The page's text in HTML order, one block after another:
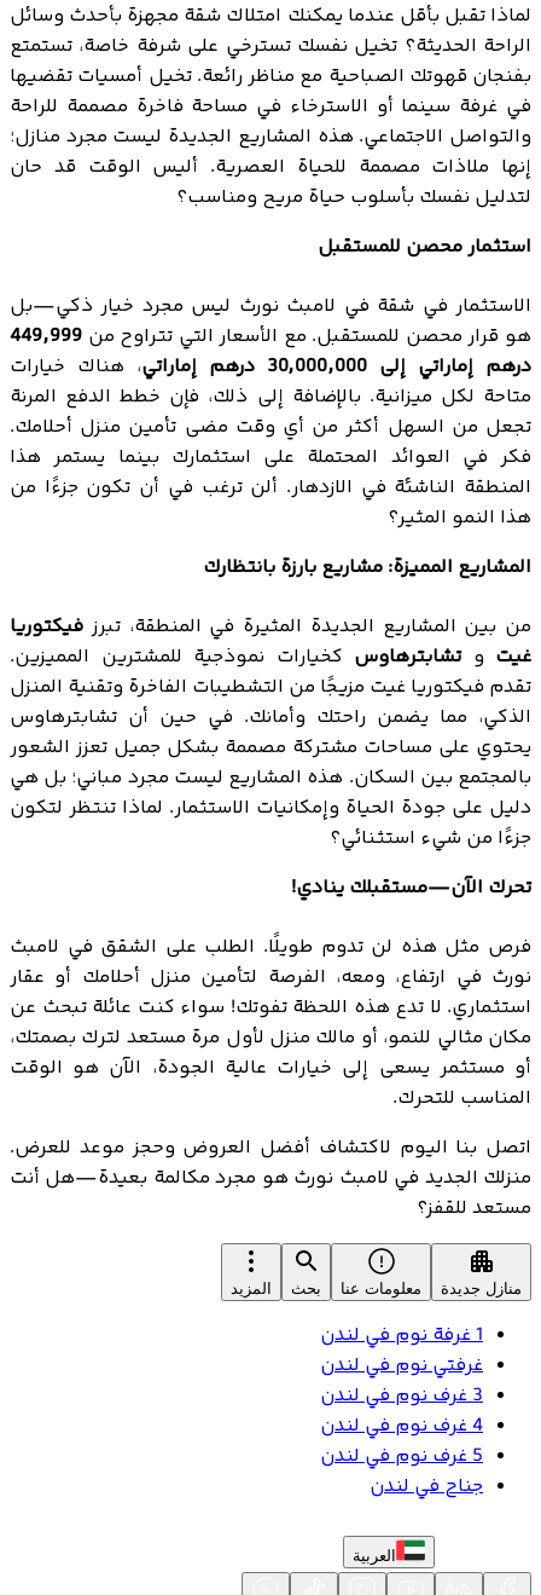
لماذا تقبل بأقل عندما يمكنك امتلاك شقة مجهزة بأحدث وسائل
الراحة الحديثة؟ تخيل نفسك تسترخي على شرفة خاصة، تستمتع
بفنجان قهوتك الصباحية مع مناظر رائعة. تخيل أمسيات تقضيها
في غرفة سينما أو الاسترخاء في مساحة فاخرة مصممة للراحة
والتواصل الاجتماعي. هذه المشاريع الجديدة ليست مجرد منازل؛
إنها ملاذات مصممة للحياة العصرية. أليس الوقت قد حان
لتدليل نفسك بأسلوب حياة مريح ومناسب؟
استثمار محصن للمستقبل
الاستثمار في شقة في لامبث نورث ليس مجرد خيار ذكي—بل
هو قرار محصن للمستقبل. مع الأسعار التي تتراوح من 449,999
درهم إماراتي إلى 30,000,000 درهم إماراتي
، هناك خيارات
متاحة لكل ميزانية. بالإضافة إلى ذلك، فإن خطط الدفع المرنة
تجعل من السهل أكثر من أي وقت مضى تأمين منزل أحلامك.
فكر في العوائد المحتملة على استثمارك بينما يستمر هذا
المنطقة الناشئة في الازدهار. ألن ترغب في أن تكون جزءًا من
هذا النمو المثير؟
المشاريع المميزة: مشاريع بارزة بانتظارك
من بين المشاريع الجديدة المثيرة في المنطقة، تبرز فيكتوريا
غيت وتشابترهاوس كخيارات نموذجية للمشترين المميزين.
تقدم فيكتوريا غيت مزيجًا من التشطيبات الفاخرة وتقنية المنزل
الذكي، مما يضمن راحتك وأمانك. في حين أن تشابترهاوس
يحتوي على مساحات مشتركة مصممة بشكل جميل تعزز الشعور
بالمجتمع بين السكان. هذه المشاريع ليست مجرد مباني؛ بل هي
دليل على جودة الحياة وإمكانيات الاستثمار. لماذا تنتظر لتكون
جزءًا من شيء استثنائي؟
تحرك الآن—مستقبلك ينادي!
فرص مثل هذه لن تدوم طويلًا. الطلب على الشقق في لامبث
نورث في ارتفاع، ومعه، الفرصة لتأمين منزل أحلامك أو عقار
استثماري. لا تدع هذه اللحظة تفوتك! سواء كنت عائلة تبحث عن
مكان مثالي للنمو، أو مالك منزل لأول مرة مستعد لترك بصمتك،
أو مستثمر يسعى إلى خيارات عالية الجودة، الآن هو الوقت
المناسب للتحرك.
اتصل بنا اليوم لاكتشاف أفضل العروض وحجز موعد للعرض.
منزلك الجديد في لامبث نورث هو مجرد مكالمة بعيدة—هل أنت
مستعد للقفز؟
منازل جديدة معلومات عنا بحث المزيد
1 غرفة نوم في لندن
غرفتي نوم في لندن
3 غرف نوم في لندن
4 غرف نوم في لندن
5 غرف نوم في لندن
جناح في لندن
العربية